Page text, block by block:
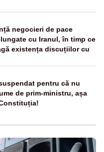
negocieri de pace
cu Iranul, în timp ce
existența discuțiilor cu
pentru că nu
de prim-ministru, așa